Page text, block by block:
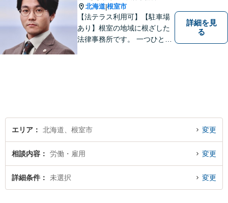
北海道|根室市
【法テラス利用可】【駐車場
あり】根室の地域に根ざした
法律事務所です。 一つひとつ
詳細を見
る
エリア 北海道、根室市 変更
相談内容 労働・雇用 変更
詳細条件 未選択 変更